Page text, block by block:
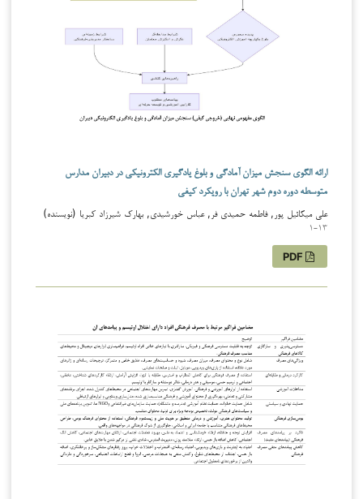
ارائه الگوی سنجش میزان آمادگی و بلوغ یادگیری الکترونیکی در دبیران مدارس
متوسطه دوره دوم شهر تهران با رویکرد کیفی
علی میکائیل پور, فاطمه حمیدی فر, عباس خورشیدی, بهارک شیرزاد کبریا (نویسنده)
1-13